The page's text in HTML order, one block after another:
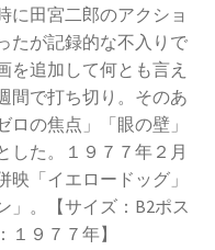
に田宮二郎のアクショ
たが記録的な不入りで
を追加して何とも言え
間で打ち切り。そのあ
の焦点」「眼の壁」
した。１９７７年２月
映「イエロードッグ」
」。【サイズ：B2ポス
９７７年】